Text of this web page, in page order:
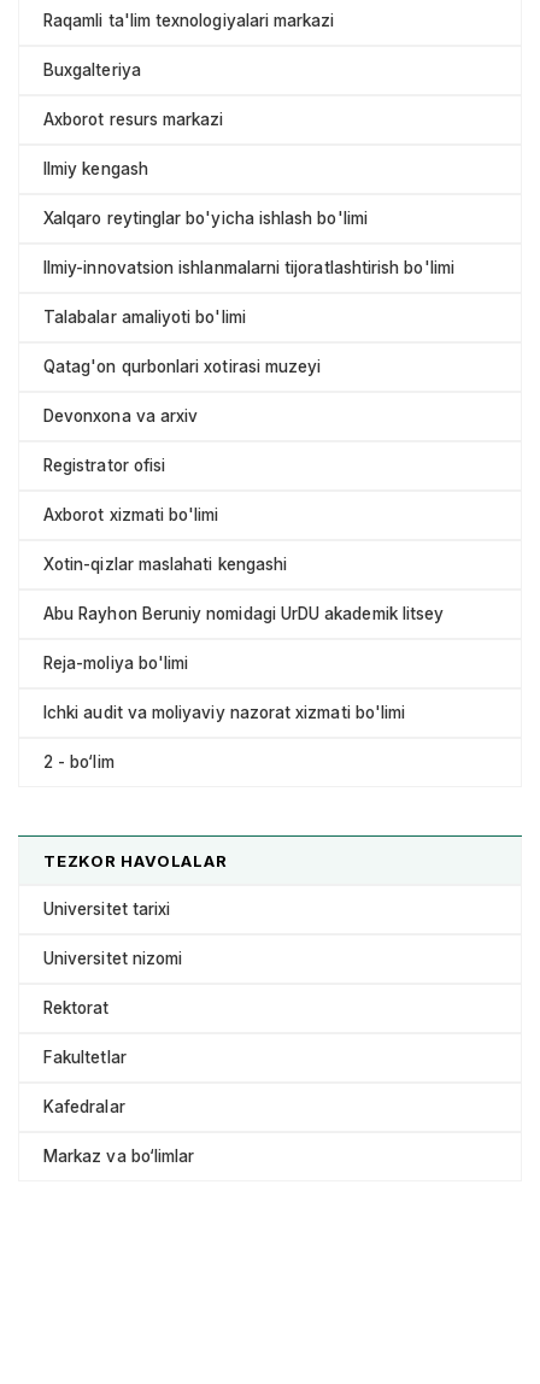
Raqamli ta'lim texnologiyalari markazi
Buxgalteriya
Axborot resurs markazi
Ilmiy kengash
Xalqaro reytinglar bo'yicha ishlash bo'limi
Ilmiy-innovatsion ishlanmalarni tijoratlashtirish bo'limi
Talabalar amaliyoti bo'limi
Qatag'on qurbonlari xotirasi muzeyi
Devonxona va arxiv
Registrator ofisi
Axborot xizmati bo'limi
Xotin-qizlar maslahati kengashi
Abu Rayhon Beruniy nomidagi UrDU akademik litsey
Reja-moliya bo'limi
Ichki audit va moliyaviy nazorat xizmati bo'limi
2 - bo‘lim
TEZKOR HAVOLALAR
Universitet tarixi
Universitet nizomi
Rektorat
Fakultetlar
Kafedralar
Markaz va bo‘limlar